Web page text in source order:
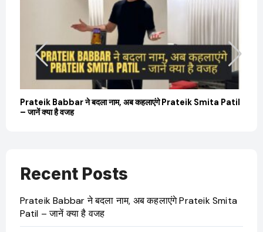
Prateik Babbar ने बदला नाम, अब कहलाएंगे Prateik Smita Patil
– जानें क्या है वजह
Recent Posts
Prateik Babbar ने बदला नाम, अब कहलाएंगे Prateik Smita
Patil – जानें क्या है वजह